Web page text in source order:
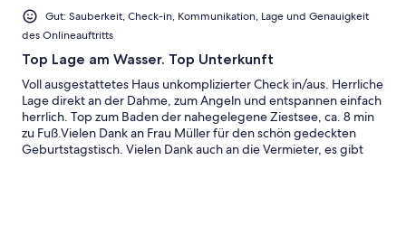
Gut: Sauberkeit, Check-in, Kommunikation, Lage und Genauigkeit
des Onlineauftritts
Top Lage am Wasser. Top Unterkunft
Voll ausgestattetes Haus unkomplizierter Check in/aus. Herrliche
Lage direkt an der Dahme, zum Angeln und entspannen einfach
herrlich. Top zum Baden der nahegelegene Ziestsee, ca. 8 min
zu Fuß.Vielen Dank an Frau Müller für den schön gedeckten
Geburtstagstisch. Vielen Dank auch an die Vermieter, es gibt